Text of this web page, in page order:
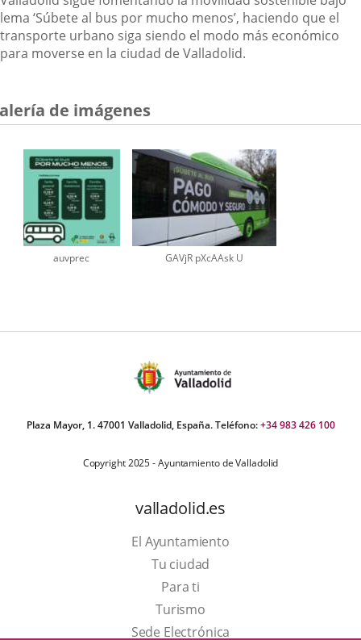
lema ‘Súbete al bus por mucho menos’, haciendo que el
transporte urbano siga siendo el modo más económico
para moverse en la ciudad de Valladolid.
de imágenes
auvprec GAVjR pXcAAsk U
Plaza Mayor, 1. 47001 Valladolid, España. Teléfono:+34 983 426 100
Copyright 2025 - Ayuntamiento de Valladolid
valladolid.es
El Ayuntamiento
Tu ciudad
Para ti
TurismoEste
enlace
Sede Electrónica